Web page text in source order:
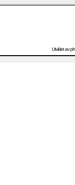
Utviklet av